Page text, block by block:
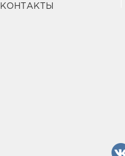
КОНТАКТЫ